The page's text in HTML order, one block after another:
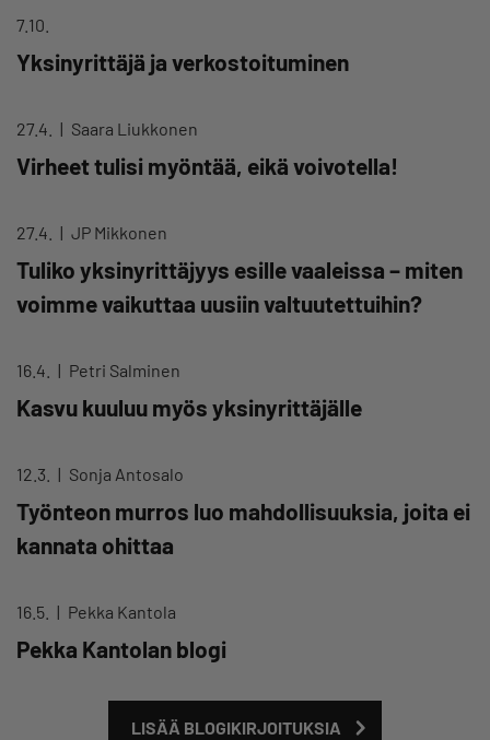
7.10.
Yksinyrittäjä ja verkostoituminen
27.4. Saara Liukkonen
Virheet tulisi myöntää, eikä voivotella!
27.4. JP Mikkonen
Tuliko yksinyrittäjyys esille vaaleissa – miten
voimme vaikuttaa uusiin valtuutettuihin?
16.4. Petri Salminen
Kasvu kuuluu myös yksinyrittäjälle
12.3. Sonja Antosalo
Työnteon murros luo mahdollisuuksia, joita ei
kannata ohittaa
16.5. Pekka Kantola
Pekka Kantolan blogi
LISÄÄ BLOGIKIRJOITUKSIA